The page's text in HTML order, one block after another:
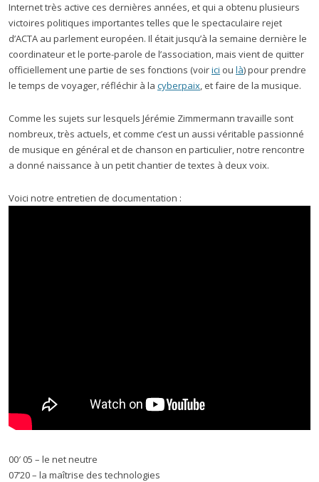
Internet très active ces dernières années, et qui a obtenu plusieurs
victoires politiques importantes telles que le spectaculaire rejet
d’ACTA au parlement européen. Il était jusqu’à la semaine dernière le
coordinateur et le porte-parole de l’association, mais vient de quitter
officiellement une partie de ses fonctions (voirici ou là) pour prendre
le temps de voyager, réfléchir à la cyberpaix, et faire de la musique.
Comme les sujets sur lesquels Jérémie Zimmermann travaille sont
nombreux, très actuels, et comme c’est un aussi véritable passionné
de musique en général et de chanson en particulier, notre rencontre
a donné naissance à un petit chantier de textes à deux voix.
Voici notre entretien de documentation :
00′ 05 – le net neutre
07’20 – la maîtrise des technologies